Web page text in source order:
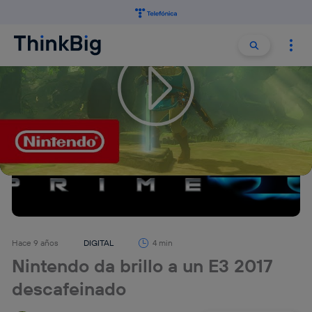
Buscar
Hace 9 años DIGITAL 4 min
Nintendo da brillo a un E3 2017
descafeinado